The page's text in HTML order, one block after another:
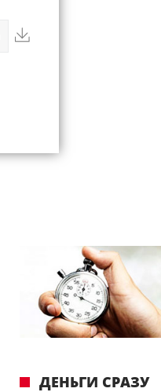
ДЕНЬГИ СРАЗУ